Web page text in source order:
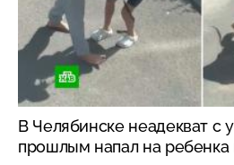
В Челябинске неадекват с
прошлым напал на ребенка